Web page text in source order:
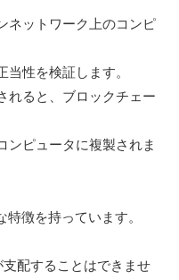
ネットワーク上のコンピ
性を検証します。
れると、ブロックチェー
ンピュータに複製されま
徴を持っています。
配することはできませ